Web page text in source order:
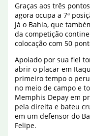
Graças aos três
agora ocupa a 7ª
Já o Bahia, que
da competição
colocação com 50
Apoiado por sua fiel
abrir o placar em
primeiro tempo o
no meio de campo e
Memphis Depay em
pela direita e bateu
em um defensor do
Felipe.